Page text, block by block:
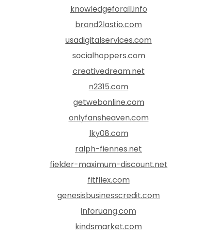
knowledgeforall.info
brand2lastio.com
usadigitalservices.com
socialhoppers.com
creativedream.net
n2315.com
getwebonline.com
onlyfansheaven.com
lky08.com
ralph-fiennes.net
fielder-maximum-discount.net
fitfllex.com
genesisbusinesscredit.com
inforuang.com
kindsmarket.com